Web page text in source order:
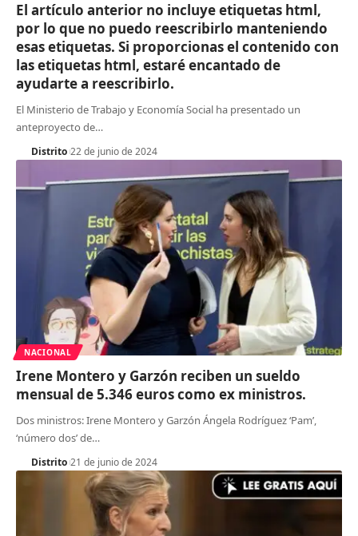
El artículo anterior no incluye etiquetas html,
por lo que no puedo reescribirlo manteniendo
esas etiquetas. Si proporcionas el contenido con
las etiquetas html, estaré encantado de
ayudarte a reescribirlo.
El Ministerio de Trabajo y Economía Social ha presentado un
anteproyecto de…
Distrito 22 de junio de 2024
NACIONAL
Irene Montero y Garzón reciben un sueldo
mensual de 5.346 euros como ex ministros.
Dos ministros: Irene Montero y Garzón Ángela Rodríguez ‘Pam’,
‘número dos’ de…
Distrito 21 de junio de 2024